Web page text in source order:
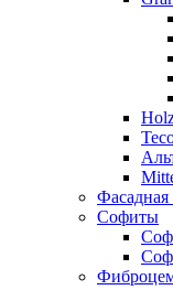
Софиты